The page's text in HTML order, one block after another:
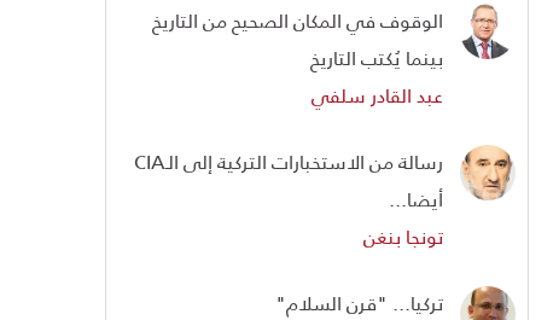
الوقوف في المكان الصحيح من التاريخ
بينما يُكتب التاريخ
عبد القادر سلفي
رسالة من الاستخبارات التركية إلى الـCIA
أيضا...
تونجا بنغن
تركيا... "قرن السلام"